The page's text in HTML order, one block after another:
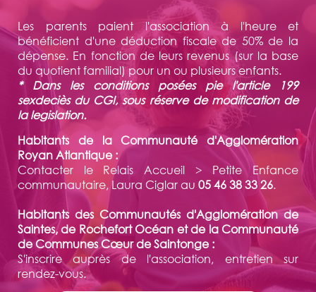
Les parents paient l'association à l'heure et
bénéficient d'une déduction fiscale de 50% de la
dépense. En fonction de leurs revenus (sur la base
du quotient familial) pour un ou plusieurs enfants.
* Dans les conditions posées pie l'article 199
sexdeciès du CGI, sous réserve de modification de
la legislation.
Habitants de la Communauté d'Agglomération
Royan Atlantique :
Contacter le Relais Accueil > Petite Enfance
communautaire, Laura Ciglar au 05 46 38 33 26.
Habitants des Communautés d'Agglomération de
Saintes, de Rochefort Océan et de la Communauté
de Communes Cœur de Saintonge :
S'inscrire auprès de l'association, entretien sur
rendez-vous.